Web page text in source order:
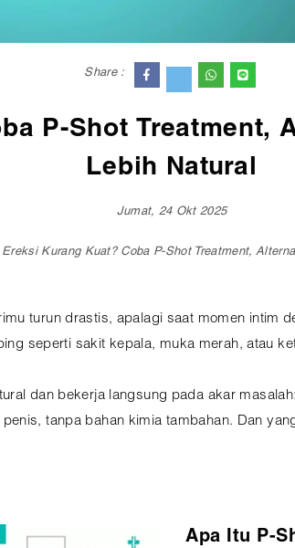
Share :
P-Shot Treatment,
Lebih Natural
Jumat, 24 Okt 2025
Ereksi Kurang Kuat? Coba P-Shot Treatment,
turun drastis, apalagi saat momen intim
seperti sakit kepala, muka merah, atau
dan bekerja langsung pada akar masalah:
tanpa bahan kimia tambahan. Dan
Apa Itu P-